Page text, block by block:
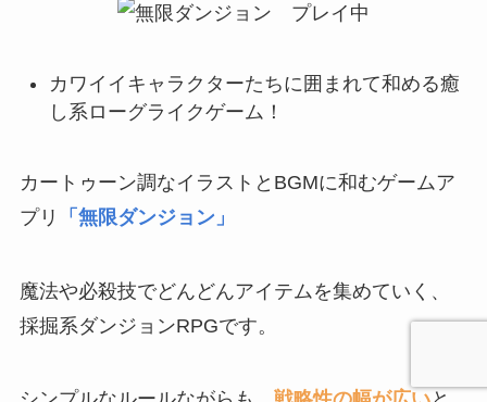
カワイイキャラクターたちに囲まれて和める癒
し系ローグライクゲーム！
カートゥーン調なイラストとBGMに和むゲームア
プリ
「無限ダンジョン」
魔法や必殺技でどんどんアイテムを集めていく、
採掘系ダンジョンRPGです。